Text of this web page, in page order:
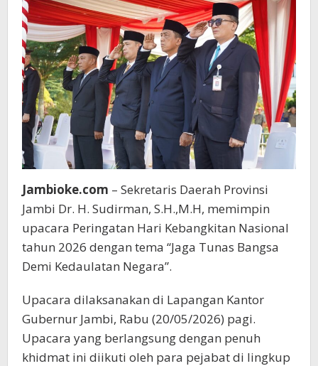
Jambioke.com – Sekretaris Daerah Provinsi
Jambi Dr. H. Sudirman, S.H.,M.H, memimpin
upacara Peringatan Hari Kebangkitan Nasional
tahun 2026 dengan tema “Jaga Tunas Bangsa
Demi Kedaulatan Negara”.
Upacara dilaksanakan di Lapangan Kantor
Gubernur Jambi, Rabu (20/05/2026) pagi.
Upacara yang berlangsung dengan penuh
khidmat ini diikuti oleh para pejabat di lingkup